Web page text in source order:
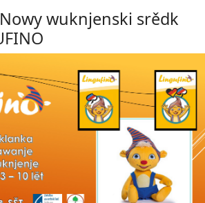
wuknjenski srědk